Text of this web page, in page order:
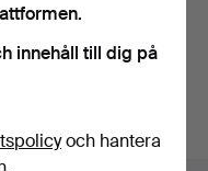
innehåll till dig på
och hantera